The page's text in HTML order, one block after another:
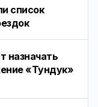
список
назначать
«Тундук»